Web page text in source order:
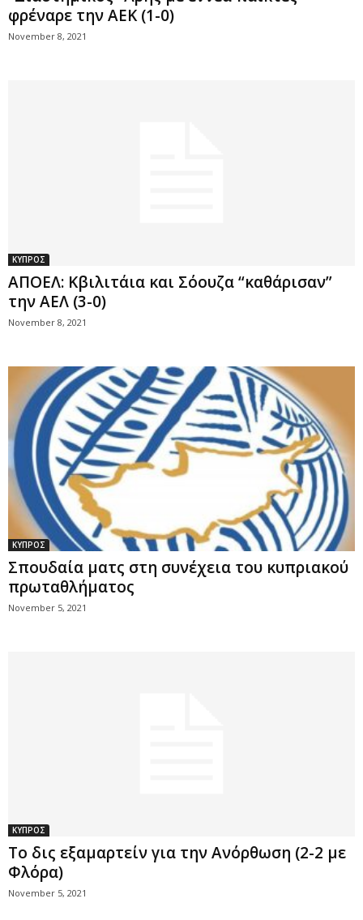
φρέναρε την ΑΕΚ (1-0)
November 8, 2021
ΚΥΠΡΟΣ
ΑΠΟΕΛ: Κβιλιτάια και Σόουζα “καθάρισαν”
την ΑΕΛ (3-0)
November 8, 2021
ΚΥΠΡΟΣ
Σπουδαία ματς στη συνέχεια του κυπριακού
πρωταθλήματος
November 5, 2021
ΚΥΠΡΟΣ
Το δις εξαμαρτείν για την Ανόρθωση (2-2 με
Φλόρα)
November 5, 2021